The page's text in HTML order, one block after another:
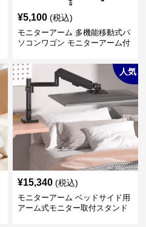
¥5,100 (税込)
モニターアーム 多機能移動式パ
ソコンワゴン モニターアーム付
人気
¥15,340 (税込)
モニターアーム ベッドサイド用
アーム式モニター取付スタンド